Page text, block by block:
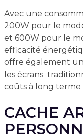
Avec une
200W pour le
et 600W pour le
efficacité
offre également
les écrans
coûts à long terme
CACHE